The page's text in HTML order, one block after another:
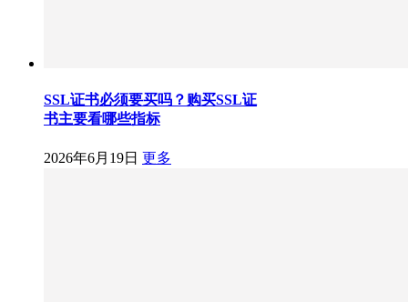
SSL证书必须要买吗？购买SSL证
书主要看哪些指标
2026年6月19日 更多